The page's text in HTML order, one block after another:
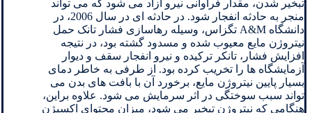
تبخیر شدن، مقدار فراوانی نیرو آزاد می شود که می تواند
منجر به حادثه انفجار شود. در حادثه ای در سال 2006، در
دانشگاه A&M تگزاس، وسیله رهاسازی فشار تانک حمل
نیتروژن مایع معیوب شده و مسدود گشته بود، در نتیجه
افزایش فشار، تانکر ترکیده و نیرو انفجار سقف و دیوار
آزمایشگاه ها را تخریب کرده بود. از طرفی به خاطر دمای
بسیار پایین نیتروژن مایع، برخورد آن با بافت های بدن می
تواند سبب سوختگی در اثر سرمایش می شود. علاوه براین،
هنگامی که نیتروژن تبخیر می شود، میزان محتوای اکسیژن